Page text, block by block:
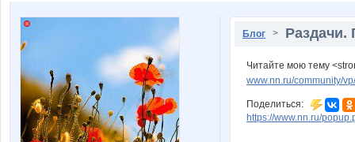
Блог > Раздачи.
Читайте мою тему
www.nn.ru/community/
Поделиться:
https://www.nn.ru/